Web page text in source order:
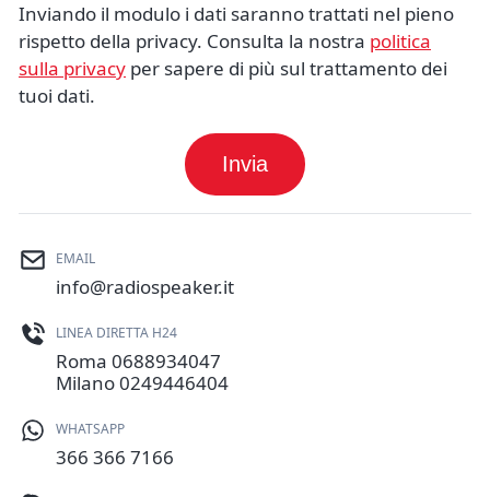
Inviando il modulo i dati saranno trattati nel pieno
rispetto della privacy. Consulta la nostra politica
sulla privacy per sapere di più sul trattamento dei
tuoi dati.
Invia
EMAIL
info@radiospeaker.it
LINEA DIRETTA H24
Roma 0688934047
Milano0249446404
WHATSAPP
366 366 7166